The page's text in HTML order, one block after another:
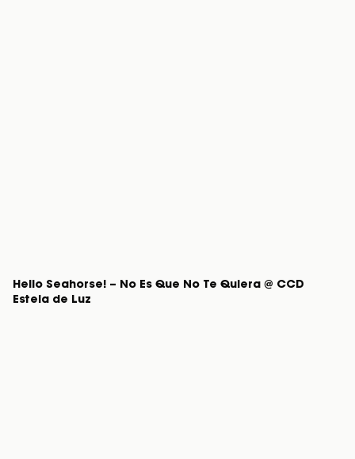
Hello Seahorse! – No Es Que No Te Quiera @ CCD
Estela de Luz